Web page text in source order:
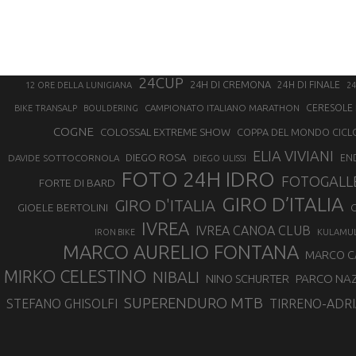
12 ORE DELLA LUNIGIANA 24CUP 24H DI CREMONA 24H DI FINALE
BIKE TRANSALP BOULDERING CAMPIONATO ITALIANO MARATHON CERESOLE
COGNE COLOSSAL EXTREME SHOW COPPA DEL MONDO
DAVIDE SOTTOCORNOLA DIEGO ROSA DIEGO ULISSI ELIA VIVIANI
FORTE DI BARD FOTO 24H IDRO
GIOELE BERTOLINI GIRO D'ITALIA GIRO D’ITALIA
IRON BIKE IVREA IVREA CANOA CLUB
MARCO AURELIO FONTANA MARCO
MIRKO CELESTINO NIBALI NINO SCHURTER PARCO
STEFANO GHISOLFI SUPERENDURO MTB TIRRENO-